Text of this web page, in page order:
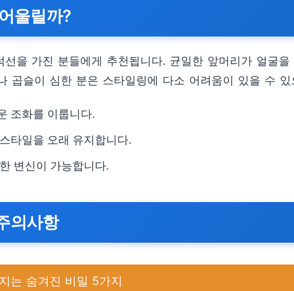
울릴까?
을 가진 분들에게 추천됩니다. 균일한 앞머리가 얼굴
곱슬이 심한 분은 스타일링에 다소 어려움이 있을 수
조화를 이룹니다.
타일을 오래 유지합니다.
변신이 가능합니다.
의사항
는 숨겨진 비밀 5가지